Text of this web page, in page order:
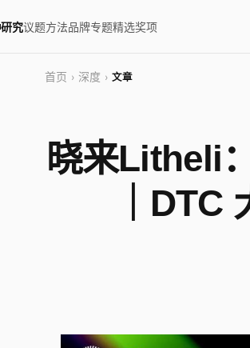
研究议题方法品牌专题精选奖项
首页 › 深度 › 文章
晓来Litheli
｜DTC